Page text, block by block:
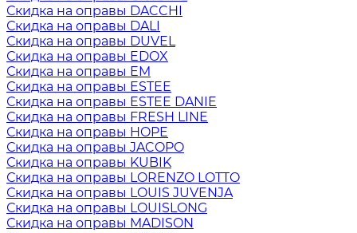
Скидка на оправы DACCHI
Скидка на оправы DALI
Скидка на оправы DUVEL
Скидка на оправы EDOX
Скидка на оправы EM
Скидка на оправы ESTEE
Скидка на оправы ESTEE DANIE
Скидка на оправы FRESH LINE
Скидка на оправы HOPE
Скидка на оправы JACOPO
Скидка на оправы KUBIK
Скидка на оправы LORENZO LOTTO
Скидка на оправы LOUIS JUVENJA
Скидка на оправы LOUISLONG
Скидка на оправы MADISON